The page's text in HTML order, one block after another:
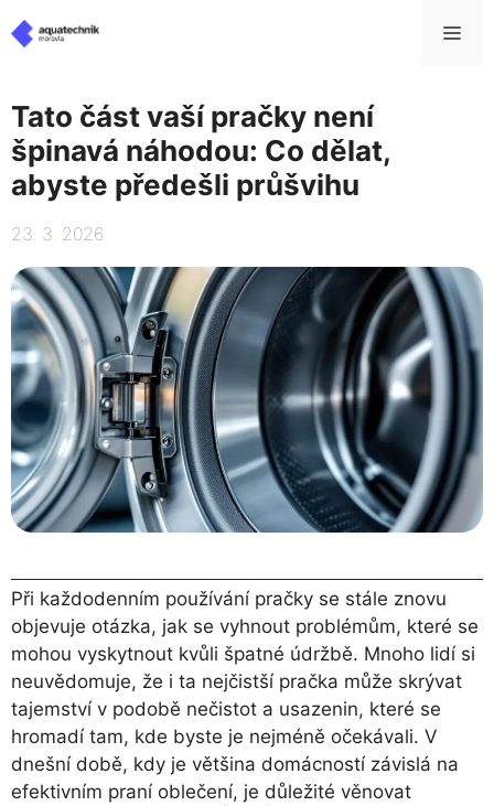
na
Tato část vaší pračky není
špinavá náhodou: Co dělat,
abyste předešli průšvihu
23. 3. 2026
Při každodenním používání pračky se stále znovu
objevuje otázka, jak se vyhnout problémům, které se
mohou vyskytnout kvůli špatné údržbě. Mnoho lidí si
neuvědomuje, že i ta nejčistší pračka může skrývat
tajemství v podobě nečistot a usazenin, které se
hromadí tam, kde byste je nejméně očekávali. V
dnešní době, kdy je většina domácností závislá na
efektivním praní oblečení, je důležité věnovat